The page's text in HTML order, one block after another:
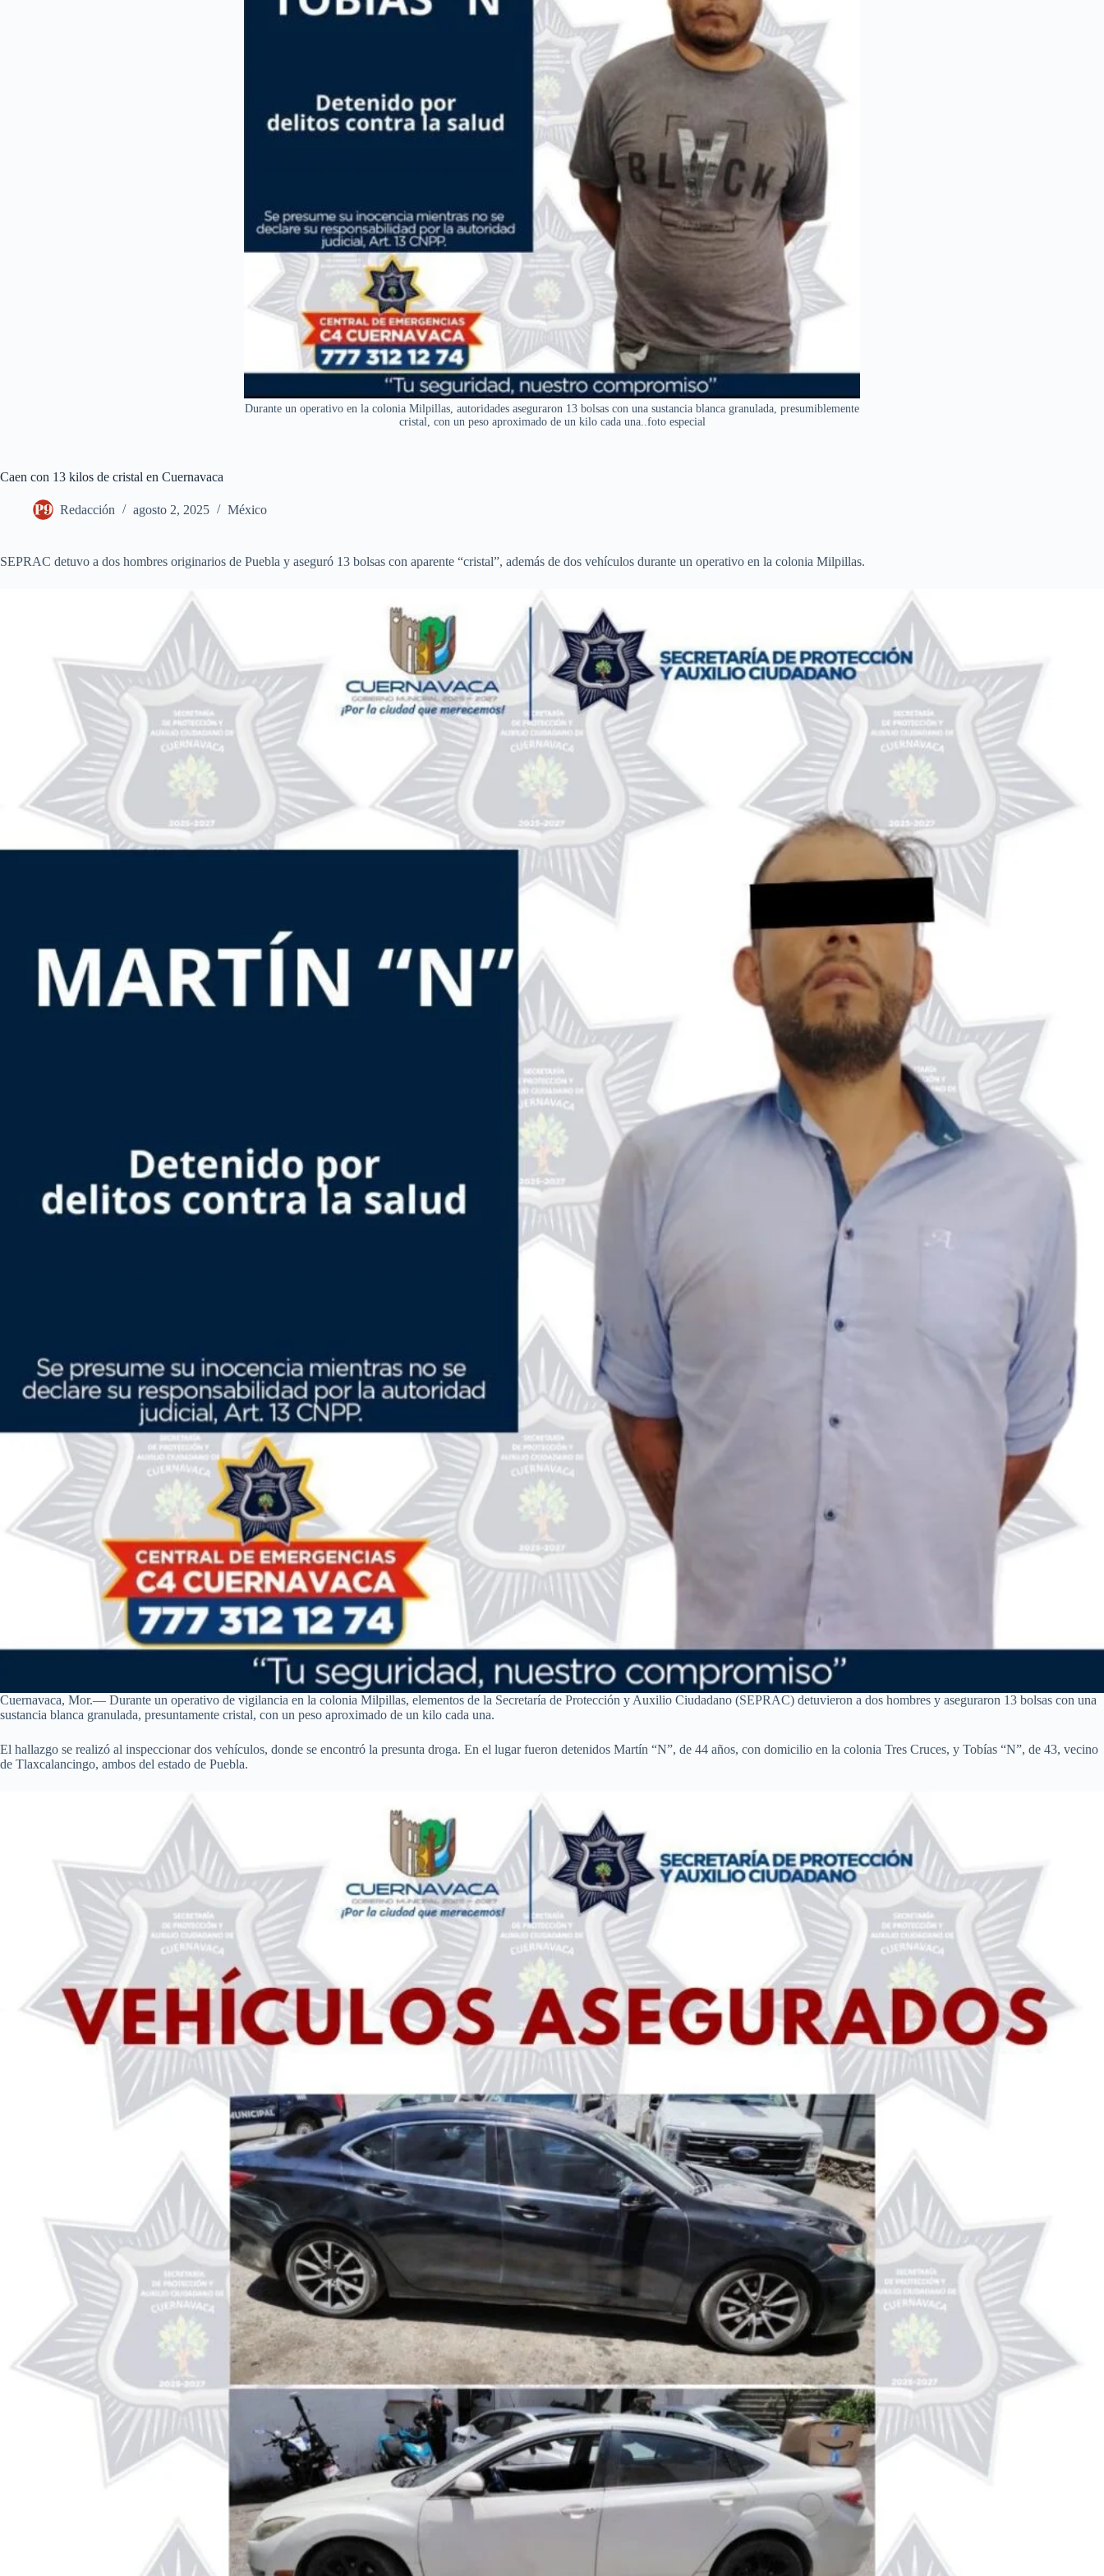
Durante un operativo en la colonia Milpillas, autoridades aseguraron 13 bolsas con una sustancia blanca granulada, presumiblemente
cristal, con un peso aproximado de un kilo cada una..foto especial
Caen con 13 kilos de cristal en Cuernavaca
Redacción agosto 2, 2025 México
SEPRAC detuvo a dos hombres originarios de Puebla y aseguró 13 bolsas con aparente “cristal”, además de dos vehículos durante un operativo en la colonia Milpillas.
Cuernavaca, Mor.— Durante un operativo de vigilancia en la colonia Milpillas, elementos de la Secretaría de Protección y Auxilio Ciudadano (SEPRAC) detuvieron a dos hombres y aseguraron 13 bolsas con una
sustancia blanca granulada, presuntamente cristal, con un peso aproximado de un kilo cada una.
El hallazgo se realizó al inspeccionar dos vehículos, donde se encontró la presunta droga. En el lugar fueron detenidos Martín “N”, de 44 años, con domicilio en la colonia Tres Cruces, y Tobías “N”, de 43, vecino
de Tlaxcalancingo, ambos del estado de Puebla.